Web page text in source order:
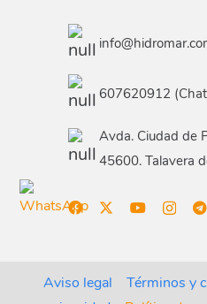
607620912
Avda. Ciudad de
45600. Talavera
Aviso legal Términos y